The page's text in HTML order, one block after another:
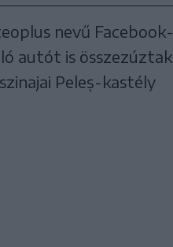
nevű Facebook-
autót is
Peleș-kastély